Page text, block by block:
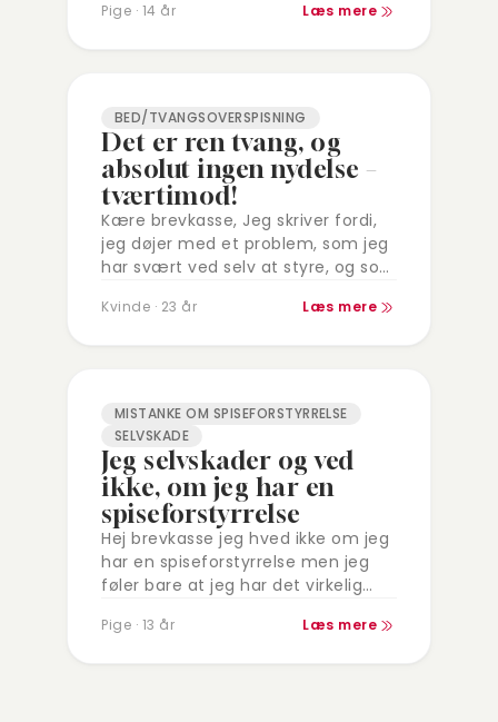
med…
Pige · 14 år Læs mere
BED/TVANGSOVERSPISNING
Det er ren tvang, og
absolut ingen nydelse –
tværtimod!
Kære brevkasse, Jeg skriver fordi,
jeg døjer med et problem, som jeg
har svært ved selv at styre, og som
få…
Kvinde · 23 år Læs mere
MISTANKE OM SPISEFORSTYRRELSE
SELVSKADE
Jeg selvskader og ved
ikke, om jeg har en
spiseforstyrrelse
Hej brevkasse jeg hved ikke om jeg
har en spiseforstyrrelse men jeg
føler bare at jeg har det virkelig
for jeg slet ikke spist og…
Pige · 13 år Læs mere